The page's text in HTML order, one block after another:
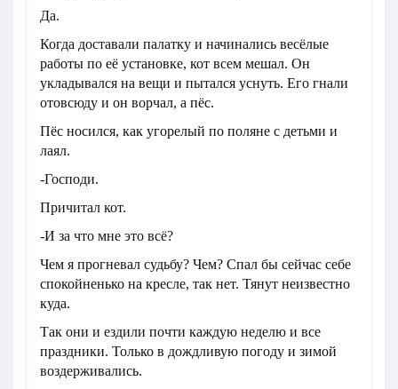
Да.
Когда доставали палатку и начинались весёлые
работы по её установке, кот всем мешал. Он
укладывался на вещи и пытался уснуть. Его гнали
отовсюду и он ворчал, а пёс.
Пёс носился, как угорелый по поляне с детьми и
лаял.
-Господи.
Причитал кот.
-И за что мне это всё?
Чем я прогневал судьбу? Чем? Спал бы сейчас себе
спокойненько на кресле, так нет. Тянут неизвестно
куда.
Так они и ездили почти каждую неделю и все
праздники. Только в дождливую погоду и зимой
воздерживались.